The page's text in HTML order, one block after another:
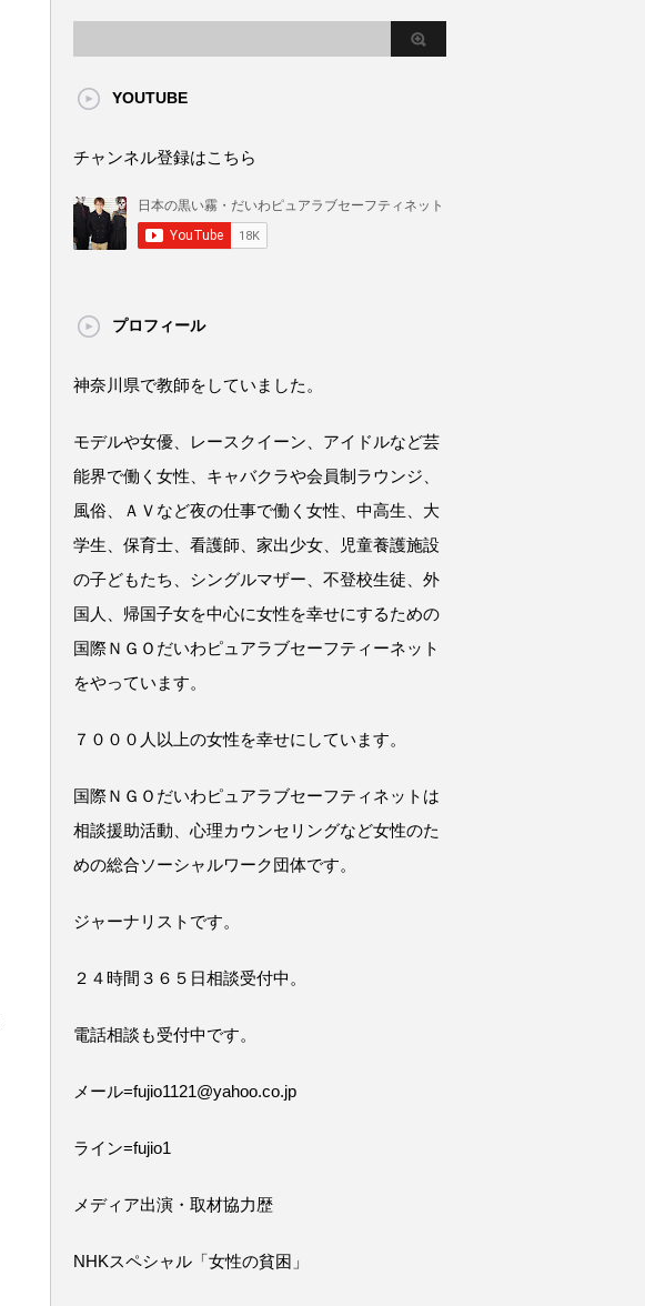
YOUTUBE
チャンネル登録はこちら
プロフィール
神奈川県で教師をしていました。
モデルや女優、レースクイーン、アイドルなど芸
能界で働く女性、キャバクラや会員制ラウンジ、
風俗、ＡＶなど夜の仕事で働く女性、中高生、大
学生、保育士、看護師、家出少女、児童養護施設
の子どもたち、シングルマザー、不登校生徒、外
国人、帰国子女を中心に女性を幸せにするための
国際ＮＧＯだいわピュアラブセーフティーネット
をやっています。
７０００人以上の女性を幸せにしています。
国際ＮＧＯだいわピュアラブセーフティネットは
相談援助活動、心理カウンセリングなど女性のた
めの総合ソーシャルワーク団体です。
ジャーナリストです。
２４時間３６５日相談受付中。
電話相談も受付中です。
メール=fujio1121@yahoo.co.jp
ライン=fujio1
メディア出演・取材協力歴
NHKスペシャル「女性の貧困」